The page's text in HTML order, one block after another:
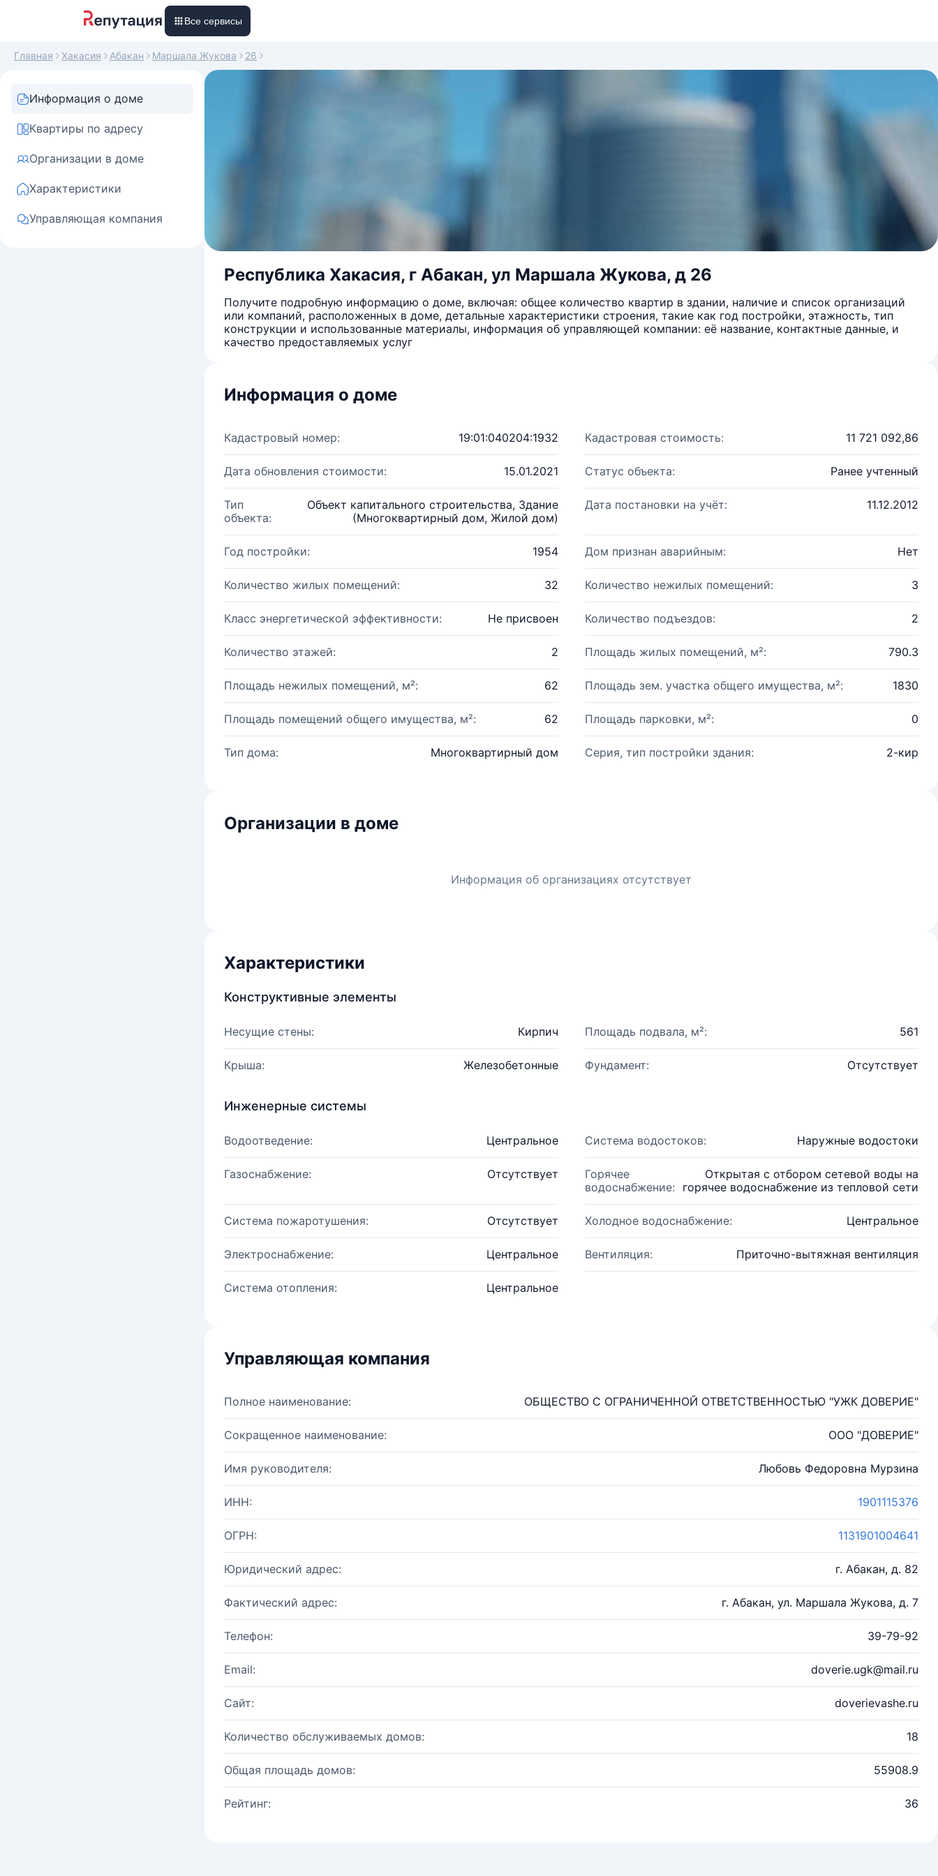
Все сервисы
Главная Хакасия Абакан Маршала Жукова 26
Информация о доме
Квартиры по адресу
Организации в доме
Характеристики
Управляющая компания
Республика Хакасия, г Абакан, ул Маршала Жукова, д 26
Получите подробную информацию о доме, включая: общее количество квартир в здании, наличие и список организаций
или компаний, расположенных в доме, детальные характеристики строения, такие как год постройки, этажность, тип
конструкции и использованные материалы, информация об управляющей компании: её название, контактные данные, и
качество предоставляемых услуг
Информация о доме
Кадастровый номер: 19:01:040204:1932 Кадастровая стоимость: 11 721 092,86
Дата обновления стоимости: 15.01.2021 Статус объекта: Ранее учтенный
Тип
объекта:
Объект капитального строительства, Здание
(Многоквартирный дом, Жилой дом)
Дата постановки на учёт: 11.12.2012
Год постройки: 1954 Дом признан аварийным: Нет
Количество жилых помещений: 32 Количество нежилых помещений: 3
Класс энергетической эффективности: Не присвоен Количество подъездов: 2
Количество этажей: 2 Площадь жилых помещений, м²: 790.3
Площадь нежилых помещений, м²: 62 Площадь зем. участка общего имущества, м²: 1830
Площадь помещений общего имущества, м²: 62 Площадь парковки, м²: 0
Тип дома: Многоквартирный дом Серия, тип постройки здания: 2-кир
Организации в доме
Информация об организациях отсутствует
Характеристики
Конструктивные элементы
Несущие стены: Кирпич Площадь подвала, м²: 561
Крыша: Железобетонные Фундамент: Отсутствует
Инженерные системы
Водоотведение: Центральное Система водостоков: Наружные водостоки
Газоснабжение: Отсутствует
Горячее
водоснабжение:
Открытая с отбором сетевой воды на
горячее водоснабжение из тепловой сети
Система пожаротушения: Отсутствует Холодное водоснабжение: Центральное
Электроснабжение: Центральное Вентиляция: Приточно-вытяжная вентиляция
Система отопления: Центральное
Управляющая компания
Полное наименование: ОБЩЕСТВО С ОГРАНИЧЕННОЙ ОТВЕТСТВЕННОСТЬЮ "УЖК ДОВЕРИЕ"
Сокращенное наименование: ООО "ДОВЕРИЕ"
Имя руководителя: Любовь Федоровна Мурзина
ИНН: 1901115376
ОГРН: 1131901004641
Юридический адрес: г. Абакан, д. 82
Фактический адрес: г. Абакан, ул. Маршала Жукова, д. 7
Телефон: 39-79-92
Email: doverie.ugk@mail.ru
Сайт: doverievashe.ru
Количество обслуживаемых домов: 18
Общая площадь домов: 55908.9
Рейтинг: 36